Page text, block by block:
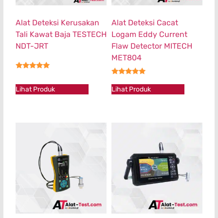
Alat Deteksi Kerusakan
Tali Kawat Baja TESTECH
NDT-JRT
Lihat Produk
Alat Deteksi Cacat
Logam Eddy Current
Flaw Detector MITECH
MET804
Lihat Produk